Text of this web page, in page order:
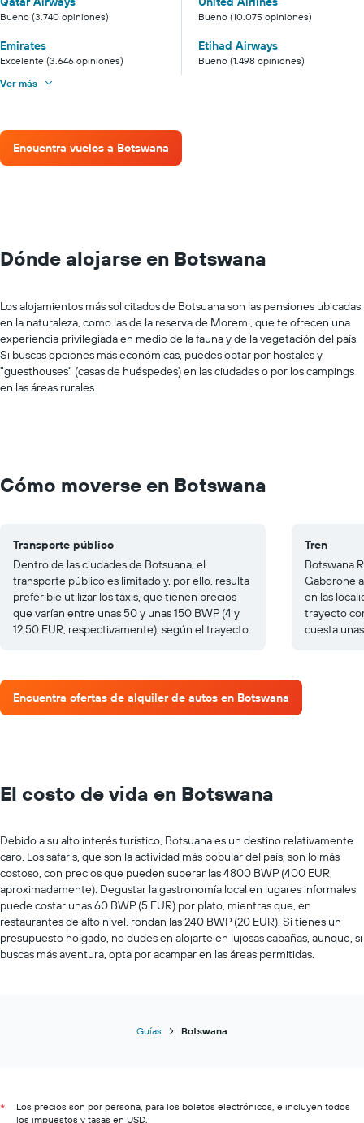
Bueno (3.740 opiniones) Bueno (10.075 opiniones)
Emirates
Excelente (3.646 opiniones)
Etihad Airways
Bueno (1.498 opiniones)
Ver más
Encuentra vuelos a Botswana
Dónde alojarse en Botswana
Los alojamientos más solicitados de Botsuana son las pensiones ubicadas
en la naturaleza, como las de la reserva de Moremi, que te ofrecen una
experiencia privilegiada en medio de la fauna y de la vegetación del país.
Si buscas opciones más económicas, puedes optar por hostales y
"guesthouses" (casas de huéspedes) en las ciudades o por los campings
en las áreas rurales.
Cómo moverse en Botswana
Transporte público
Dentro de las ciudades de Botsuana, el
transporte público es limitado y, por ello, resulta
preferible utilizar los taxis, que tienen precios
que varían entre unas 50 y unas 150 BWP (4 y
12,50 EUR, respectivamente), según el trayecto.
Tren
Botswana
Gaborone
en las
trayecto
cuesta
Encuentra ofertas de alquiler de autos en Botswana
El costo de vida en Botswana
Debido a su alto interés turístico, Botsuana es un destino relativamente
caro. Los safaris, que son la actividad más popular del país, son lo más
costoso, con precios que pueden superar las 4800 BWP (400 EUR,
aproximadamente). Degustar la gastronomía local en lugares informales
puede costar unas 60 BWP (5 EUR) por plato, mientras que, en
restaurantes de alto nivel, rondan las 240 BWP (20 EUR). Si tienes un
presupuesto holgado, no dudes en alojarte en lujosas cabañas, aunque, si
buscas más aventura, opta por acampar en las áreas permitidas.
Guías Botswana
*
Los precios son por persona, para los boletos electrónicos, e incluyen todos
los impuestos y tasas en USD.